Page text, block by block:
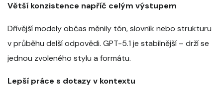
Větší konzistence napříč celým výstupem
Dřívější modely občas měnily tón, slovník nebo strukturu
v průběhu delší odpovědi. GPT-5.1 je stabilnější – drží se
jednou zvoleného stylu a formátu.
Lepší práce s dotazy v kontextu